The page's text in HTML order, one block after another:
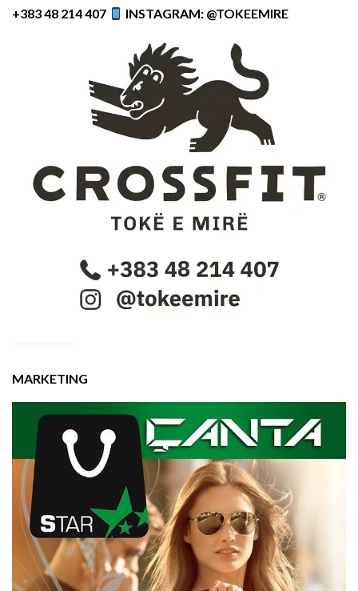
+383 48 214 407
INSTAGRAM: @TOKEEMIRE
MARKETING